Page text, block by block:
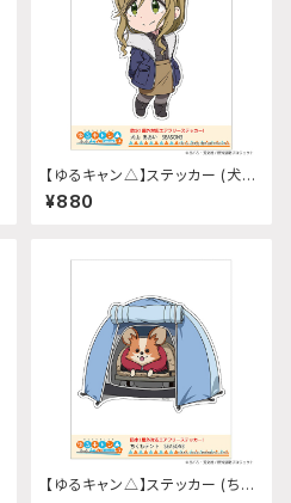
【ゆるキャン△】ステッカー (犬山
あおい『SEASON3』)
¥880
【ゆるキャン△】ステッカー (ちく